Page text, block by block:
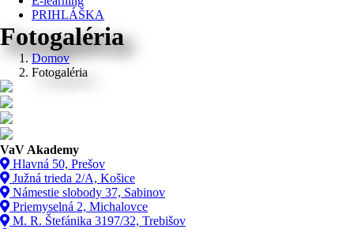
PRIHLÁŠKA
Fotogaléria
Domov
Fotogaléria
VaV Akademy
Hlavná 50, Prešov
Južná trieda 2/A, Košice
Námestie slobody 37, Sabinov
Priemyselná 2, Michalovce
M. R. Štefánika 3197/32, Trebišov